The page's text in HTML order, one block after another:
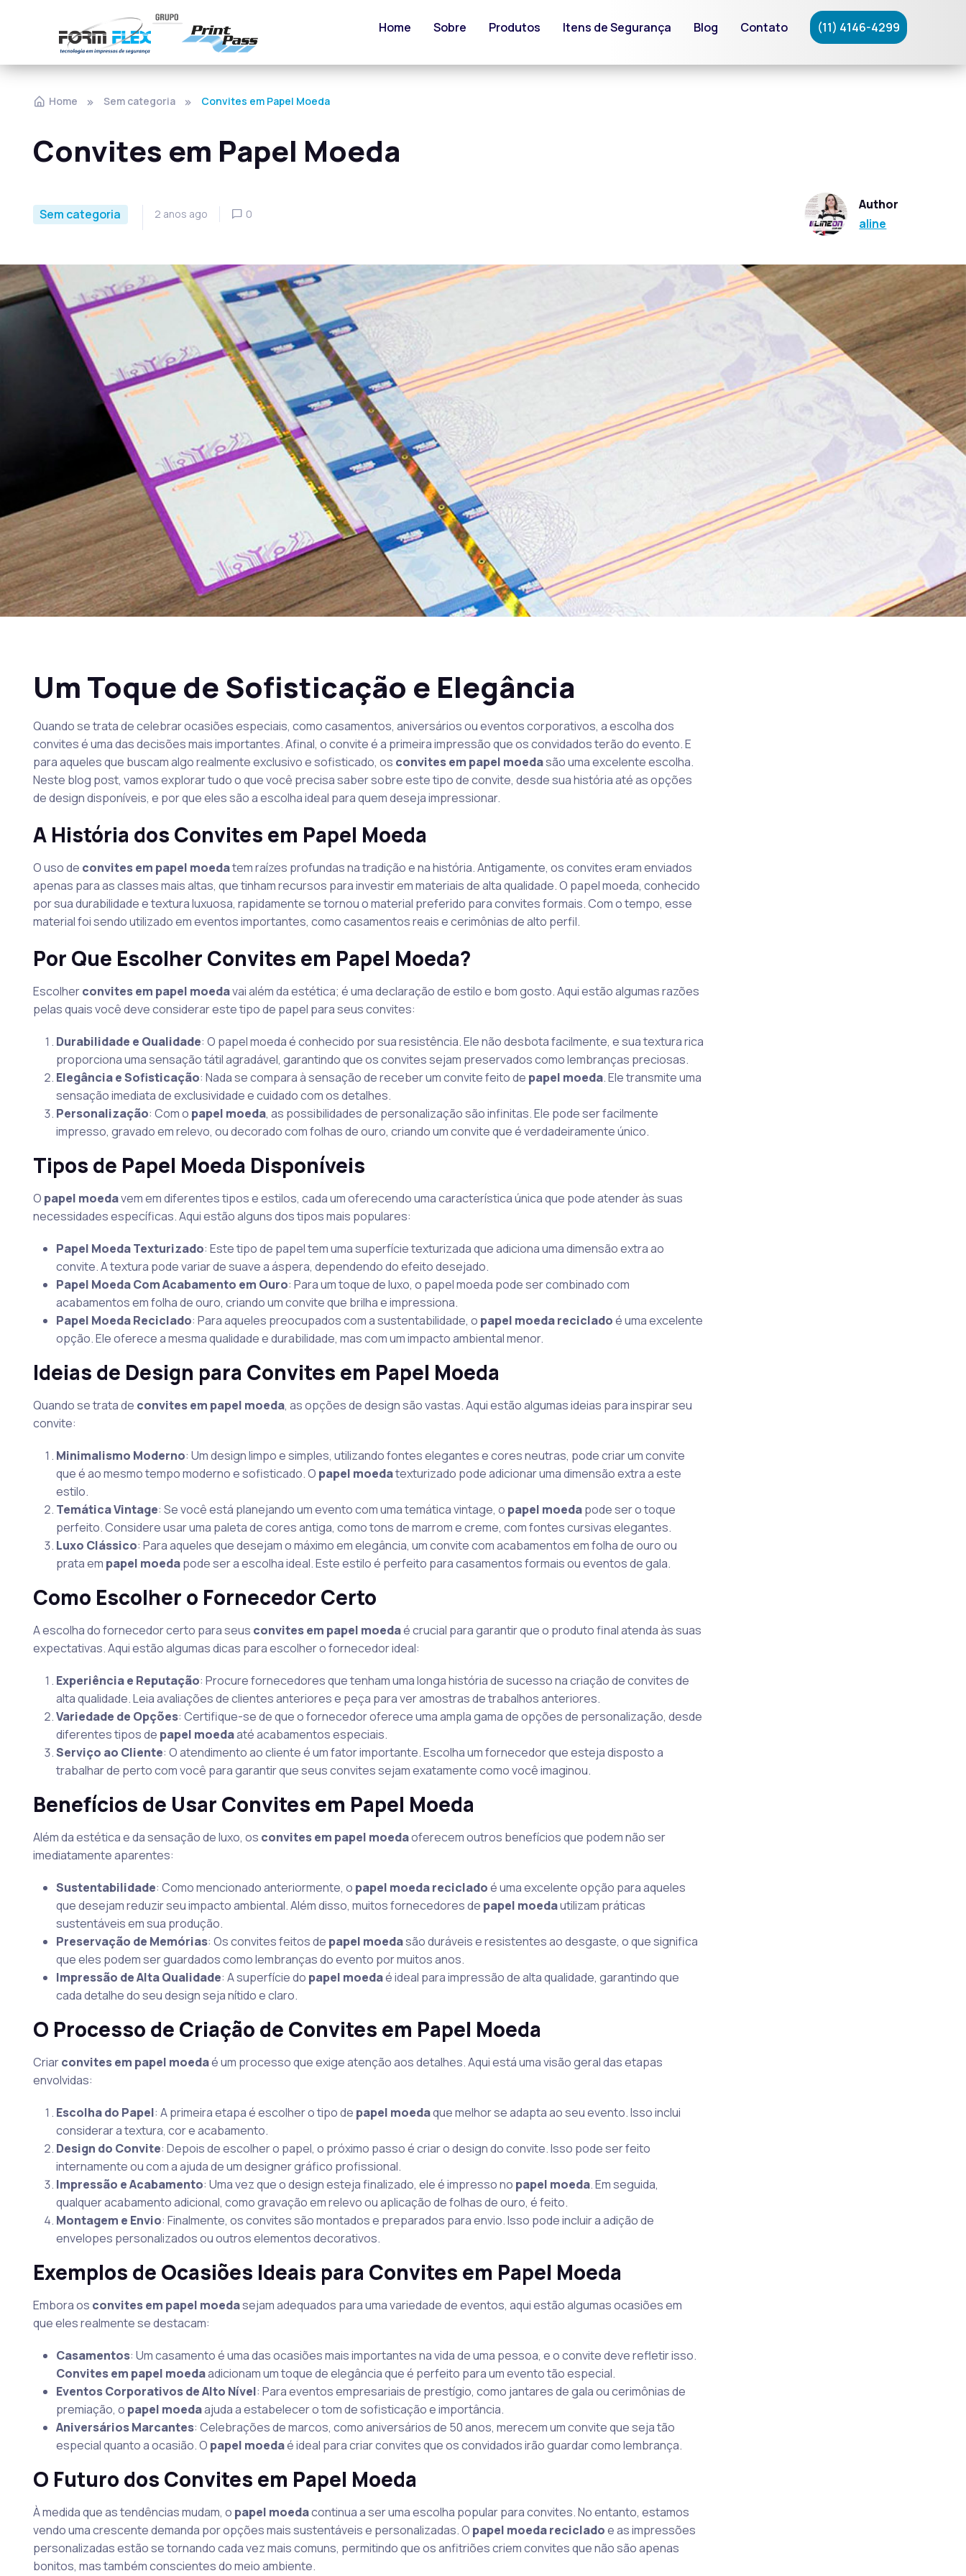
Home Sobre Produtos Itens de Segurança Blog Contato (11) 4146-4299
Home Sem categoria Convites em Papel Moeda
Convites em Papel Moeda
Sem categoria 2 anos ago 0
Author
aline
Um Toque de Sofisticação e Elegância
Quando se trata de celebrar ocasiões especiais, como casamentos, aniversários ou eventos corporativos, a escolha dos
convites é uma das decisões mais importantes. Afinal, o convite é a primeira impressão que os convidados terão do evento. E
para aqueles que buscam algo realmente exclusivo e sofisticado, os convites em papel moedasão uma excelente escolha.
Neste blog post, vamos explorar tudo o que você precisa saber sobre este tipo de convite, desde sua história até as opções
de design disponíveis, e por que eles são a escolha ideal para quem deseja impressionar.
A História dos Convites em Papel Moeda
O uso de convites em papel moedatem raízes profundas na tradição e na história. Antigamente, os convites eram enviados
apenas para as classes mais altas, que tinham recursos para investir em materiais de alta qualidade. O papel moeda, conhecido
por sua durabilidade e textura luxuosa, rapidamente se tornou o material preferido para convites formais. Com o tempo, esse
material foi sendo utilizado em eventos importantes, como casamentos reais e cerimônias de alto perfil.
Por Que Escolher Convites em Papel Moeda?
Escolherconvites em papel moedavai além da estética; é uma declaração de estilo e bom gosto. Aqui estão algumas razões
pelas quais você deve considerar este tipo de papel para seus convites:
Durabilidade e Qualidade: O papel moeda é conhecido por sua resistência. Ele não desbota facilmente, e sua textura rica
proporciona uma sensação tátil agradável, garantindo que os convites sejam preservados como lembranças preciosas.
Elegância e Sofisticação: Nada se compara à sensação de receber um convite feito de papel moeda. Ele transmite uma
sensação imediata de exclusividade e cuidado com os detalhes.
Personalização: Com o papel moeda, as possibilidades de personalização são infinitas. Ele pode ser facilmente
impresso, gravado em relevo, ou decorado com folhas de ouro, criando um convite que é verdadeiramente único.
Tipos de Papel Moeda Disponíveis
O papel moedavem em diferentes tipos e estilos, cada um oferecendo uma característica única que pode atender às suas
necessidades específicas. Aqui estão alguns dos tipos mais populares:
Papel Moeda Texturizado: Este tipo de papel tem uma superfície texturizada que adiciona uma dimensão extra ao
convite. A textura pode variar de suave a áspera, dependendo do efeito desejado.
Papel Moeda Com Acabamento em Ouro: Para um toque de luxo, o papel moeda pode ser combinado com
acabamentos em folha de ouro, criando um convite que brilha e impressiona.
Papel Moeda Reciclado: Para aqueles preocupados com a sustentabilidade, o papel moeda recicladoé uma excelente
opção. Ele oferece a mesma qualidade e durabilidade, mas com um impacto ambiental menor.
Ideias de Design para Convites em Papel Moeda
Quando se trata de convites em papel moeda, as opções de design são vastas. Aqui estão algumas ideias para inspirar seu
convite:
Minimalismo Moderno: Um design limpo e simples, utilizando fontes elegantes e cores neutras, pode criar um convite
que é ao mesmo tempo moderno e sofisticado. O papel moedatexturizado pode adicionar uma dimensão extra a este
estilo.
Temática Vintage: Se você está planejando um evento com uma temática vintage, o papel moedapode ser o toque
perfeito. Considere usar uma paleta de cores antiga, como tons de marrom e creme, com fontes cursivas elegantes.
Luxo Clássico: Para aqueles que desejam o máximo em elegância, um convite com acabamentos em folha de ouro ou
prata em papel moedapode ser a escolha ideal. Este estilo é perfeito para casamentos formais ou eventos de gala.
Como Escolher o Fornecedor Certo
A escolha do fornecedor certo para seus convites em papel moedaé crucial para garantir que o produto final atenda às suas
expectativas. Aqui estão algumas dicas para escolher o fornecedor ideal:
Experiência e Reputação: Procure fornecedores que tenham uma longa história de sucesso na criação de convites de
alta qualidade. Leia avaliações de clientes anteriores e peça para ver amostras de trabalhos anteriores.
Variedade de Opções: Certifique-se de que o fornecedor oferece uma ampla gama de opções de personalização, desde
diferentes tipos de papel moedaaté acabamentos especiais.
Serviço ao Cliente: O atendimento ao cliente é um fator importante. Escolha um fornecedor que esteja disposto a
trabalhar de perto com você para garantir que seus convites sejam exatamente como você imaginou.
Benefícios de Usar Convites em Papel Moeda
Além da estética e da sensação de luxo, os convites em papel moedaoferecem outros benefícios que podem não ser
imediatamente aparentes:
Sustentabilidade: Como mencionado anteriormente, o papel moeda recicladoé uma excelente opção para aqueles
que desejam reduzir seu impacto ambiental. Além disso, muitos fornecedores de papel moedautilizam práticas
sustentáveis em sua produção.
Preservação de Memórias: Os convites feitos de papel moedasão duráveis e resistentes ao desgaste, o que significa
que eles podem ser guardados como lembranças do evento por muitos anos.
Impressão de Alta Qualidade: A superfície do papel moedaé ideal para impressão de alta qualidade, garantindo que
cada detalhe do seu design seja nítido e claro.
O Processo de Criação de Convites em Papel Moeda
Criarconvites em papel moedaé um processo que exige atenção aos detalhes. Aqui está uma visão geral das etapas
envolvidas:
Escolha do Papel: A primeira etapa é escolher o tipo de papel moedaque melhor se adapta ao seu evento. Isso inclui
considerar a textura, cor e acabamento.
Design do Convite: Depois de escolher o papel, o próximo passo é criar o design do convite. Isso pode ser feito
internamente ou com a ajuda de um designer gráfico profissional.
Impressão e Acabamento: Uma vez que o design esteja finalizado, ele é impresso no papel moeda. Em seguida,
qualquer acabamento adicional, como gravação em relevo ou aplicação de folhas de ouro, é feito.
Montagem e Envio: Finalmente, os convites são montados e preparados para envio. Isso pode incluir a adição de
envelopes personalizados ou outros elementos decorativos.
Exemplos de Ocasiões Ideais para Convites em Papel Moeda
Embora os convites em papel moedasejam adequados para uma variedade de eventos, aqui estão algumas ocasiões em
que eles realmente se destacam:
Casamentos: Um casamento é uma das ocasiões mais importantes na vida de uma pessoa, e o convite deve refletir isso.
Convites em papel moedaadicionam um toque de elegância que é perfeito para um evento tão especial.
Eventos Corporativos de Alto Nível: Para eventos empresariais de prestígio, como jantares de gala ou cerimônias de
premiação, o papel moedaajuda a estabelecer o tom de sofisticação e importância.
Aniversários Marcantes: Celebrações de marcos, como aniversários de 50 anos, merecem um convite que seja tão
especial quanto a ocasião. O papel moedaé ideal para criar convites que os convidados irão guardar como lembrança.
O Futuro dos Convites em Papel Moeda
À medida que as tendências mudam, o papel moedacontinua a ser uma escolha popular para convites. No entanto, estamos
vendo uma crescente demanda por opções mais sustentáveis e personalizadas. O papel moeda recicladoe as impressões
personalizadas estão se tornando cada vez mais comuns, permitindo que os anfitriões criem convites que não são apenas
bonitos, mas também conscientes do meio ambiente.